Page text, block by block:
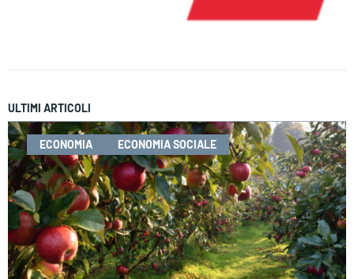
ULTIMI ARTICOLI
ECONOMIA ECONOMIA SOCIALE